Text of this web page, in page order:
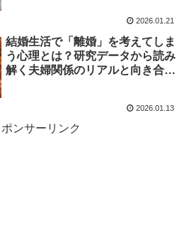
2026.01.21
結婚生活で「離婚」を考えてしま
う心理とは？研究データから読み
解く夫婦関係のリアルと向き合い
2026.01.13
ポンサーリンク